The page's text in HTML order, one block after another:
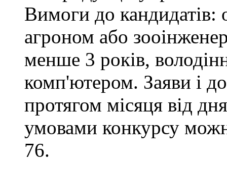
Вимоги до кандидатів:
агроном або
менше 3 років,
комп'ютером. Заяви і
протягом місяця від
умовами конкурсу
76.